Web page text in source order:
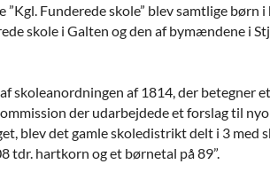
”Kgl. Funderede skole” blev samtlige
skole i Galten og den af bymændene i
skoleanordningen af 1814, der betegner
der udarbejdede et forslag til
blev det gamle skoledistrikt delt i 3 med
tdr. hartkorn og et børnetal på 89”.